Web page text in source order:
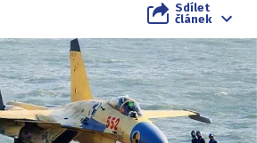
Sdílet
článek